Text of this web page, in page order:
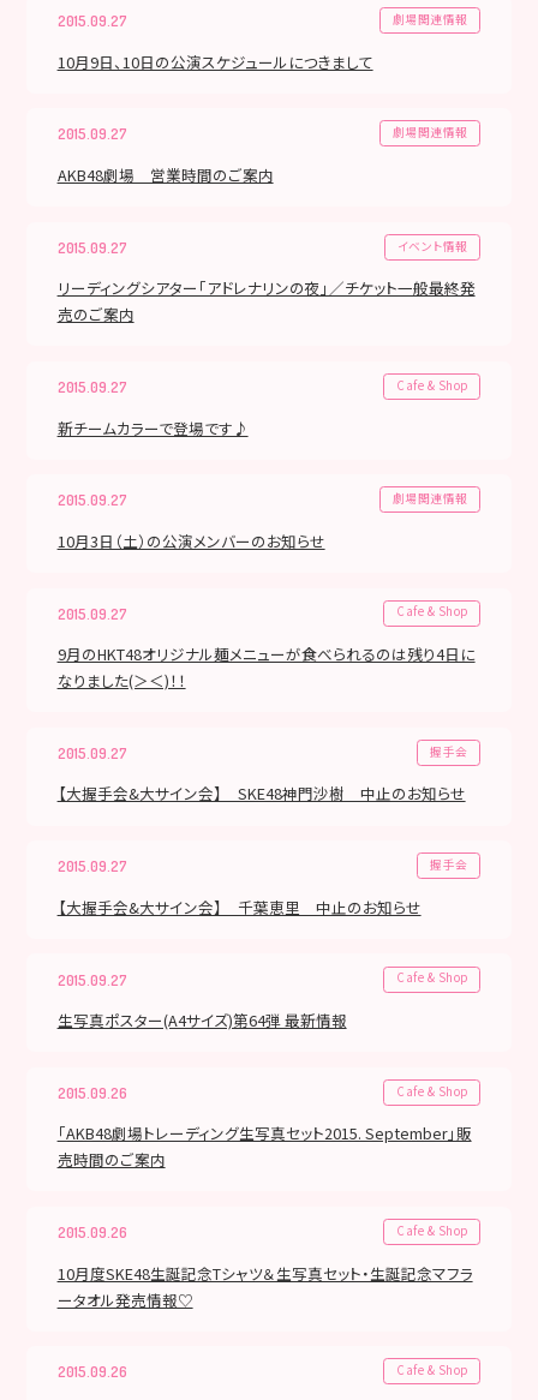
2015.09.27 劇場関連情報
10月9日、10日の公演スケジュールにつきまして
2015.09.27 劇場関連情報
AKB48劇場 営業時間のご案内
2015.09.27 イベント情報
リーディングシアター「アドレナリンの夜」／チケット一般最終発
売のご案内
2015.09.27 Cafe & Shop
新チームカラーで登場です♪
2015.09.27 劇場関連情報
10月3日（土）の公演メンバーのお知らせ
2015.09.27 Cafe & Shop
9月のHKT48オリジナル麺メニューが食べられるのは残り4日に
なりました(＞＜)！！
2015.09.27 握手会
【大握手会&大サイン会】 SKE48神門沙樹 中止のお知らせ
2015.09.27 握手会
【大握手会&大サイン会】 千葉恵里 中止のお知らせ
2015.09.27 Cafe & Shop
生写真ポスター(A4サイズ)第64弾 最新情報
2015.09.26 Cafe & Shop
「AKB48劇場トレーディング生写真セット2015. September」販
売時間のご案内
2015.09.26 Cafe & Shop
10月度SKE48生誕記念Tシャツ＆生写真セット・生誕記念マフラ
ータオル発売情報♡
2015.09.26 Cafe & Shop